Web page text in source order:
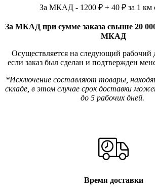
За МКАД - 1200 ₽ + 40 ₽ за 1
За МКАД при сумме заказа свыше 20
МКАД
Осуществляется на следующий рабочий
если заказ был сделан и подтвержден
*Исключение составляют товары,
складе, в этом случае срок доставки
до 5 рабочих дней.
Время доставки